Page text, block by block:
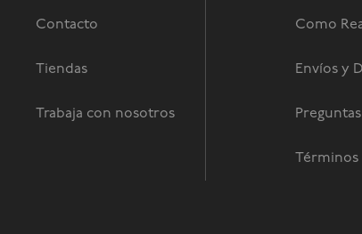
Contacto
Tiendas
Trabaja con nosotros
Como
Envíos y
Términos